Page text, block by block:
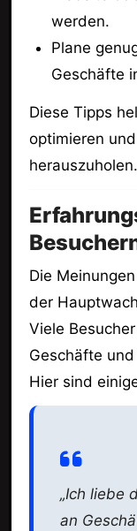
werden.
Plane
Geschäfte
Diese Tipps
optimieren
herauszuholen.
Die
der
Viele
Geschäfte
Hier sind
„Ich liebe
an